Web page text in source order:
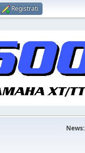
Registrati
News: